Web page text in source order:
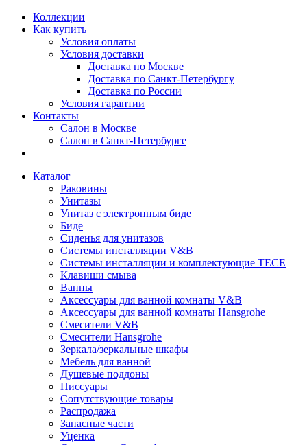
Коллекции
Как купить
Условия оплаты
Условия доставки
Доставка по Москве
Доставка по Санкт-Петербургу
Доставка по России
Условия гарантии
Контакты
Салон в Москве
Салон в Санкт-Петербурге
Каталог
Раковины
Унитазы
Унитаз с электронным биде
Биде
Сиденья для унитазов
Системы инсталляции V&B
Системы инсталляции и комплектующие TECE
Клавиши смыва
Ванны
Аксессуары для ванной комнаты V&B
Аксессуары для ванной комнаты Hansgrohe
Смесители V&B
Смесители Hansgrohe
Зеркала/зеркальные шкафы
Мебель для ванной
Душевые поддоны
Писсуары
Сопутствующие товары
Распродажа
Запасные части
Уценка